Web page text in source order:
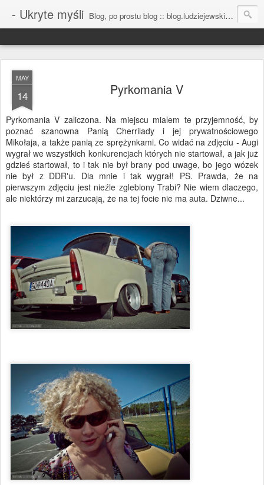
- Ukryte myśli Blog, po prostu blog :: blog.ludziejewski.com
MAY
14 Pyrkomania V
Pyrkomania V zaliczona. Na miejscu mialem te przyjemność, by
poznać szanowna Panią Cherrilady i jej prywatnościowego
Mikołaja, a także panią ze sprężynkami. Co widać na zdjęciu - Augi
wygrał we wszystkich konkurencjach których nie startował, a jak już
gdzieś startował, to i tak nie był brany pod uwage, bo jego wózek
nie był z DDR'u. Dla mnie i tak wygrał! PS. Prawda, że na
pierwszym zdjęciu jest nieźle zglebiony Trabi? Nie wiem dlaczego,
ale niektórzy mi zarzucają, że na tej focie nie ma auta. Dziwne...